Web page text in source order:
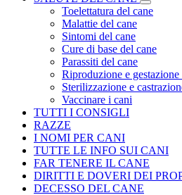
Toelettatura del cane
Malattie del cane
Sintomi del cane
Cure di base del cane
Parassiti del cane
Riproduzione e gestazione
Sterilizzazione e
Vaccinare i cani
TUTTI I CONSIGLI
RAZZE
I NOMI PER CANI
TUTTE LE INFO SUI CANI
FAR TENERE IL CANE
DIRITTI E DOVERI DEI
DECESSO DEL CANE